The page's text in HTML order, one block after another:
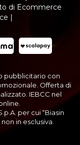
di Ecommerce
|
pubblicitario con
Offerta di
IEBCC nel
per cui “Biasin
in esclusiva.